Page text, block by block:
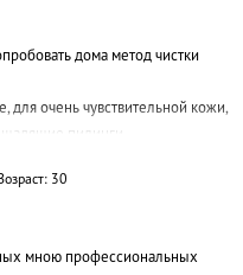
(ну, например,
под крем, для больше
дома метод чистки
для очень чувствительной кожи,
пилинги.
если вы видели хотя бы
20-45 минут. Остатки
30
мною профессиональных